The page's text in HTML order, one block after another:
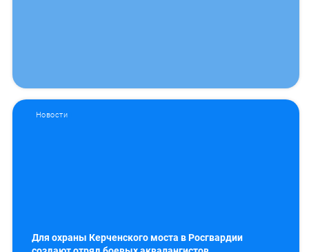
Новости
Для охраны Керченского моста в Росгвардии